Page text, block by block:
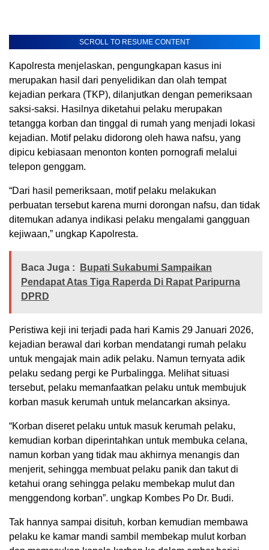
SCROLL TO RESUME CONTENT
Kapolresta menjelaskan, pengungkapan kasus ini
merupakan hasil dari penyelidikan dan olah tempat
kejadian perkara (TKP), dilanjutkan dengan pemeriksaan
saksi-saksi. Hasilnya diketahui pelaku merupakan
tetangga korban dan tinggal di rumah yang menjadi lokasi
kejadian. Motif pelaku didorong oleh hawa nafsu, yang
dipicu kebiasaan menonton konten pornografi melalui
telepon genggam.
“Dari hasil pemeriksaan, motif pelaku melakukan
perbuatan tersebut karena murni dorongan nafsu, dan tidak
ditemukan adanya indikasi pelaku mengalami gangguan
kejiwaan,” ungkap Kapolresta.
Baca Juga :
Bupati Sukabumi Sampaikan
Pendapat Atas Tiga Raperda Di Rapat Paripurna
DPRD
Peristiwa keji ini terjadi pada hari Kamis 29 Januari 2026,
kejadian berawal dari korban mendatangi rumah pelaku
untuk mengajak main adik pelaku. Namun ternyata adik
pelaku sedang pergi ke Purbalingga. Melihat situasi
tersebut, pelaku memanfaatkan pelaku untuk membujuk
korban masuk kerumah untuk melancarkan aksinya.
“Korban diseret pelaku untuk masuk kerumah pelaku,
kemudian korban diperintahkan untuk membuka celana,
namun korban yang tidak mau akhirnya menangis dan
menjerit, sehingga membuat pelaku panik dan takut di
ketahui orang sehingga pelaku membekap mulut dan
menggendong korban”. ungkap Kombes Po Dr. Budi.
Tak hannya sampai disituh, korban kemudian membawa
pelaku ke kamar mandi sambil membekap mulut korban